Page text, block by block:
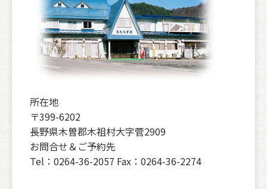
所在地
〒399-6202
長野県木曽郡木祖村大字菅2909
お問合せ＆ご予約先
Tel：0264-36-2057 Fax：0264-36-2274